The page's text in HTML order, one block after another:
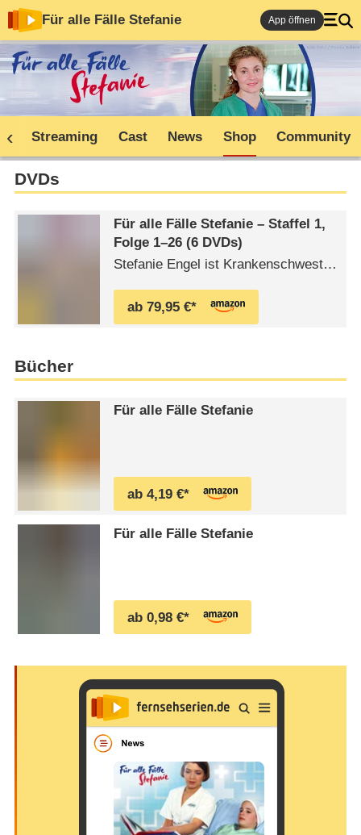
Für alle Fälle Stefanie App öffnen
Streaming Cast News Shop Community
DVDs
Für alle Fälle Stefanie – Staffel 1,
Folge 1⁠–⁠26 (6 DVDs)
Stefanie Engel ist Krankenschwester
eines zehnjährigen Jungen fühlt sich
zum Helfen berufen, aber sie ist ein
erlebt neben Erfolgen auch
nimmt spontan Anteil …
ab 79,95 €*
Bücher
Für alle Fälle Stefanie
ab 4,19 €*
Für alle Fälle Stefanie
ab 0,98 €*